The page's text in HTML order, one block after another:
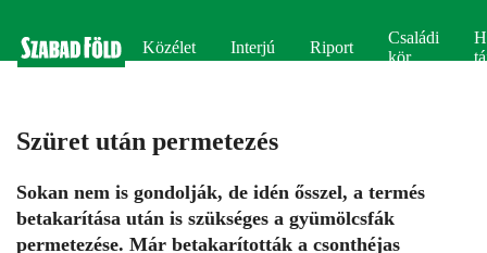
Közélet Interjú Riport
Családi
kör
Szüret után permetezés
Sokan nem is gondolják, de idén ősszel, a termés
betakarítása után is szükséges a gyümölcsfák
permetezése. Már betakarították a csonthéjas